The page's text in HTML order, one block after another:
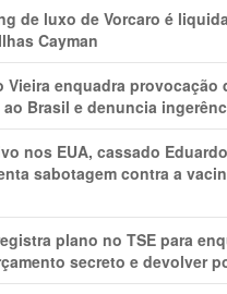
de luxo de Vorcaro é
Cayman
Vieira enquadra provocação
Brasil e denuncia
nos EUA, cassado
sabotagem contra a
plano no TSE para
secreto e devolver